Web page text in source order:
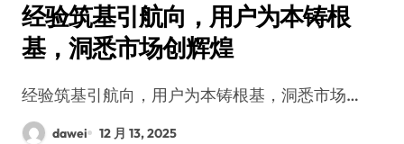
经验筑基引航向，用户为本铸根
基，洞悉市场创辉煌
经验筑基引航向，用户为本铸根基，洞悉市场…
dawei 12 月 13, 2025